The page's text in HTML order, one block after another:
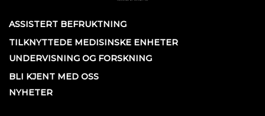
ASSISTERT BEFRUKTNING
TILKNYTTEDE MEDISINSKE ENHETER
UNDERVISNING OG FORSKNING
BLI KJENT MED OSS
NYHETER